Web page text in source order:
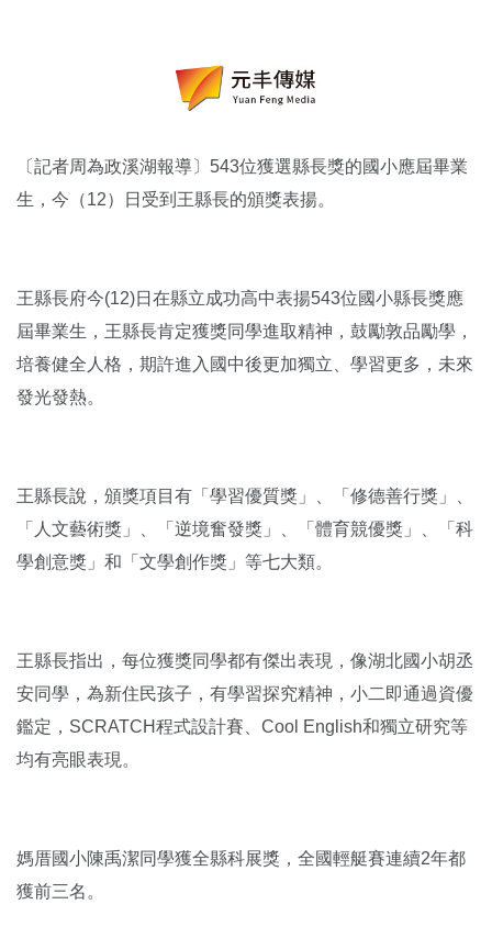
〔記者周為政溪湖報導〕543位獲選縣長獎的國小應屆畢業
生，今（12）日受到王縣長的頒獎表揚。
王縣長府今(12)日在縣立成功高中表揚543位國小縣長獎應
屆畢業生，王縣長肯定獲獎同學進取精神，鼓勵敦品勵學，
培養健全人格，期許進入國中後更加獨立、學習更多，未來
發光發熱。
王縣長說，頒獎項目有「學習優質獎」、「修德善行獎」、
「人文藝術獎」、「逆境奮發獎」、「體育競優獎」、「科
學創意獎」和「文學創作獎」等七大類。
王縣長指出，每位獲獎同學都有傑出表現，像湖北國小胡丞
安同學，為新住民孩子，有學習探究精神，小二即通過資優
鑑定，SCRATCH程式設計賽、Cool English和獨立研究等
均有亮眼表現。
媽厝國小陳禹潔同學獲全縣科展獎，全國輕艇賽連續2年都
獲前三名。